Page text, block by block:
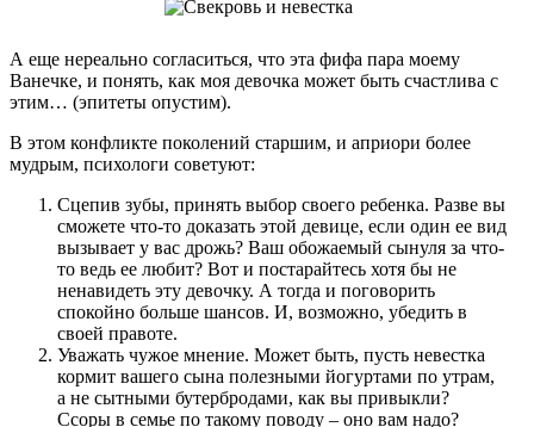
А еще нереально согласиться, что эта фифа пара моему
Ванечке, и понять, как моя девочка может быть счастлива с
этим… (эпитеты опустим).
В этом конфликте поколений старшим, и априори более
мудрым, психологи советуют:
Сцепив зубы, принять выбор своего ребенка. Разве вы
сможете что-то доказать этой девице, если один ее вид
вызывает у вас дрожь? Ваш обожаемый сынуля за что-
то ведь ее любит? Вот и постарайтесь хотя бы не
ненавидеть эту девочку. А тогда и поговорить
спокойно больше шансов. И, возможно, убедить в
своей правоте.
Уважать чужое мнение. Может быть, пусть невестка
кормит вашего сына полезными йогуртами по утрам,
а не сытными бутербродами, как вы привыкли?
Ссоры в семье по такому поводу – оно вам надо?